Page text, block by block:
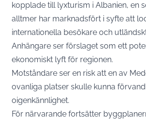
kopplade till lyxturism i Albanien, en
alltmer har marknadsfört i syfte att
internationella besökare och
Anhängare ser förslaget som ett
ekonomiskt lyft för regionen.
Motståndare ser en risk att en av
ovanliga platser skulle kunna
oigenkännlighet.
För närvarande fortsätter